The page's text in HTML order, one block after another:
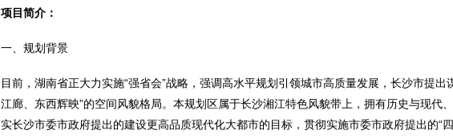
项目简介：
一、规划背景
目前，湖南省正大力实施“强省会”战略，强调高水平规划引领城市高质量发展，长沙市提出
江廊、东西辉映”的空间风貌格局。本规划区属于长沙湘江特色风貌带上，拥有历史与现代
实长沙市委市政府提出的建设更高品质现代化大都市的目标，贯彻实施市委市政府提出的“